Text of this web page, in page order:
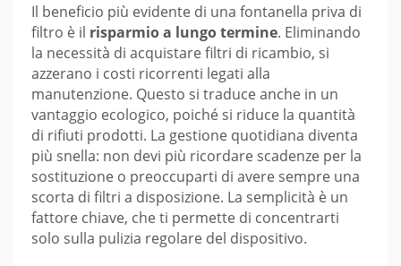
Il beneficio più evidente di una fontanella priva di
filtro è il risparmio a lungo termine. Eliminando
la necessità di acquistare filtri di ricambio, si
azzerano i costi ricorrenti legati alla
manutenzione. Questo si traduce anche in un
vantaggio ecologico, poiché si riduce la quantità
di rifiuti prodotti. La gestione quotidiana diventa
più snella: non devi più ricordare scadenze per la
sostituzione o preoccuparti di avere sempre una
scorta di filtri a disposizione. La semplicità è un
fattore chiave, che ti permette di concentrarti
solo sulla pulizia regolare del dispositivo.